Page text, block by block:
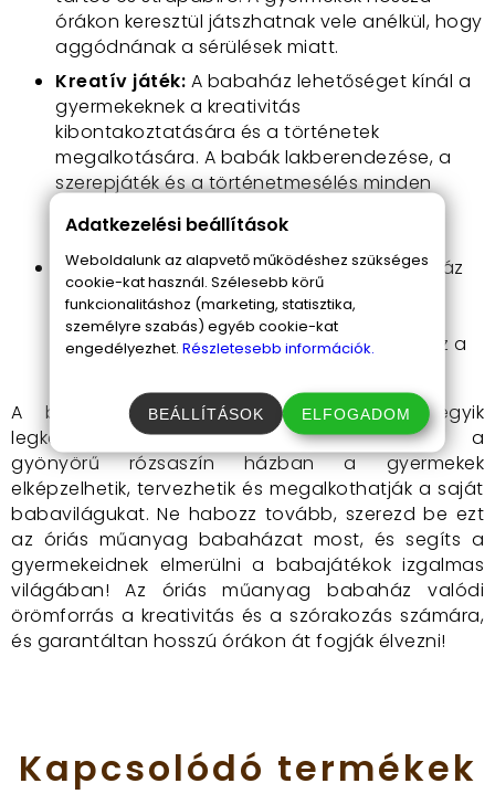
órákon keresztül játszhatnak vele anélkül, hogy
aggódnának a sérülések miatt.
Kreatív játék: A babaház lehetőséget kínál a
gyermekeknek a kreativitás
kibontakoztatására és a történetek
megalkotására. A babák lakberendezése, a
szerepjáték és a történetmesélés minden
tanulságos.
Ideális ajándék:Az óriás műanyag babaház
egy tökéletes ajándék minden kisgyermek
számára. Legyen szó születésnapról,
karácsonyról vagy bármilyen alkalomról, ez a
A babaházak a gyermekkori emlékek egyik
legkedvesebb részeivé válhatnak. Ebben a
gyönyörű rózsaszín házban a gyermekek
elképzelhetik, tervezhetik és megalkothatják a saját
babavilágukat. Ne habozz tovább, szerezd be ezt
az óriás műanyag babaházat most, és segíts a
gyermekeidnek elmerülni a babajátékok izgalmas
világában! Az óriás műanyag babaház valódi
örömforrás a kreativitás és a szórakozás számára,
és garantáltan hosszú órákon át fogják élvezni!
Kapcsolódó termékek
Adatkezelési beállítások
Weboldalunk az alapvető működéshez szükséges
cookie-kat használ. Szélesebb körű
funkcionalitáshoz (marketing, statisztika,
személyre szabás) egyéb cookie-kat
engedélyezhet. Részletesebb információk.
BEÁLLÍTÁSOK ELFOGADOM